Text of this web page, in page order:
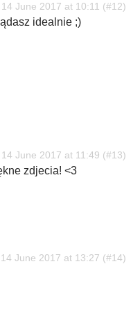
14 June 2017 at 10:11
idealnie ;)
14 June 2017 at 11:49
zdjecia! <3
14 June 2017 at 13:27